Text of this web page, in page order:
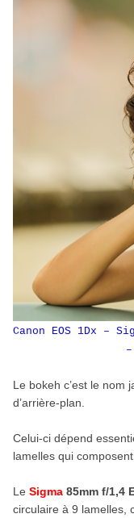
Canon EOS 1Dx –
Le bokeh c’est le nom
d’arrière-plan.
Celui-ci dépend
lamelles qui
Le Sigma85mm f/1,4
circulaire à 9 lamelles,